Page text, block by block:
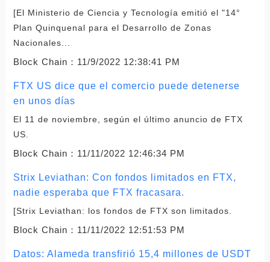
[El Ministerio de Ciencia y Tecnología emitió el "14°
Plan Quinquenal para el Desarrollo de Zonas
Nacionales...
Block Chain： 11/9/2022 12:38:41 PM
FTX US dice que el comercio puede detenerse
en unos días
El 11 de noviembre, según el último anuncio de FTX
US.
Block Chain： 11/11/2022 12:46:34 PM
Strix Leviathan: Con fondos limitados en FTX,
nadie esperaba que FTX fracasara.
[Strix Leviathan: los fondos de FTX son limitados.
Block Chain： 11/11/2022 12:51:53 PM
Datos: Alameda transfirió 15,4 millones de USDT